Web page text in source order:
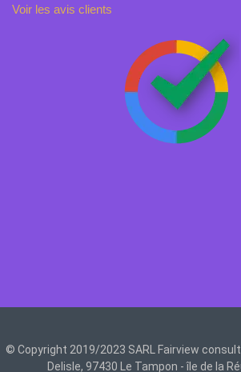
Voir les avis clients
© Copyright 2019/2023 SARL Fairview
Delisle, 97430 Le Tampon - île de la